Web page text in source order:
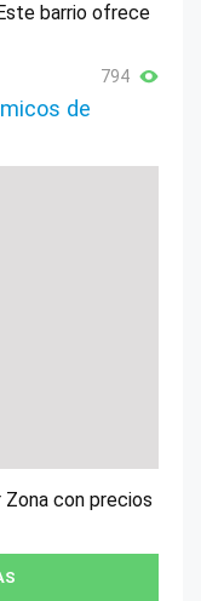
barrio ofrece
794
de
Zona con precios